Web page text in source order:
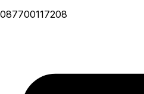
087700117208